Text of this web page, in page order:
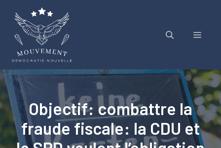
contenu
Menu
Objectif: combattre la
fraude fiscale: la CDU et